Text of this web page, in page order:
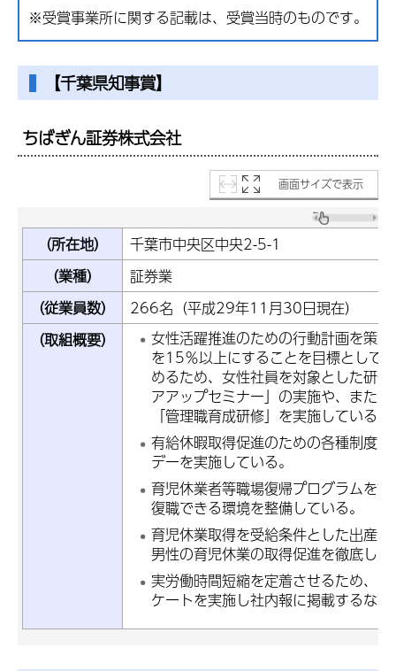
※受賞事業所に関する記載は、受賞当時のものです。
【千葉県知事賞】
ちばぎん証券株式会社
画面サイズで表示
（所在地）
千葉市中央区中央2-5-1
（業種）
証券業
（従業員数）
266名（平成29年11月30日現在）
（取組概要）
女性活躍推進のための行動計画を策
を15％以上にすることを目標として
めるため、女性社員を対象とした研
アアップセミナー」の実施や、また
「管理職育成研修」を実施している。
有給休暇取得促進のための各種制度
デーを実施している。
育児休業者等職場復帰プログラムを
復職できる環境を整備している。
育児休業取得を受給条件とした出産
男性の育児休業の取得促進を徹底し
実労働時間短縮を定着させるため、
ケートを実施し社内報に掲載するな